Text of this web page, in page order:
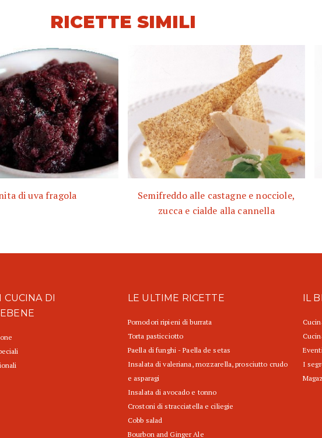
RICETTE SIMILI
di uva fragola
Semifreddo alle castagne e nocciole,
zucca e cialde alla cannella
CUCINA DI
LE ULTIME RICETTE
Pomodori ripieni di burrata
Torta pasticciotto
Paella di funghi - Paella de setas
Insalata di valeriana, mozzarella, prosciutto crudo
e asparagi
Insalata di avocado e tonno
Crostoni di stracciatella e ciliegie
Cobb salad
Bourbon and Ginger Ale
IL
I